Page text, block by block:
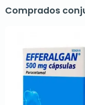
Comprados